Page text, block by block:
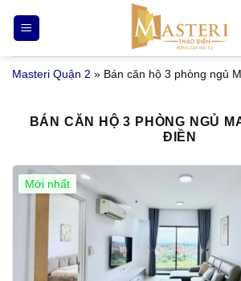
qua
nội
dung
Masteri Quận 2 » Bán căn hộ 3 phòng ngủ
BÁN CĂN HỘ 3 PHÒNG NGỦ
ĐIỀN
Mới nhất